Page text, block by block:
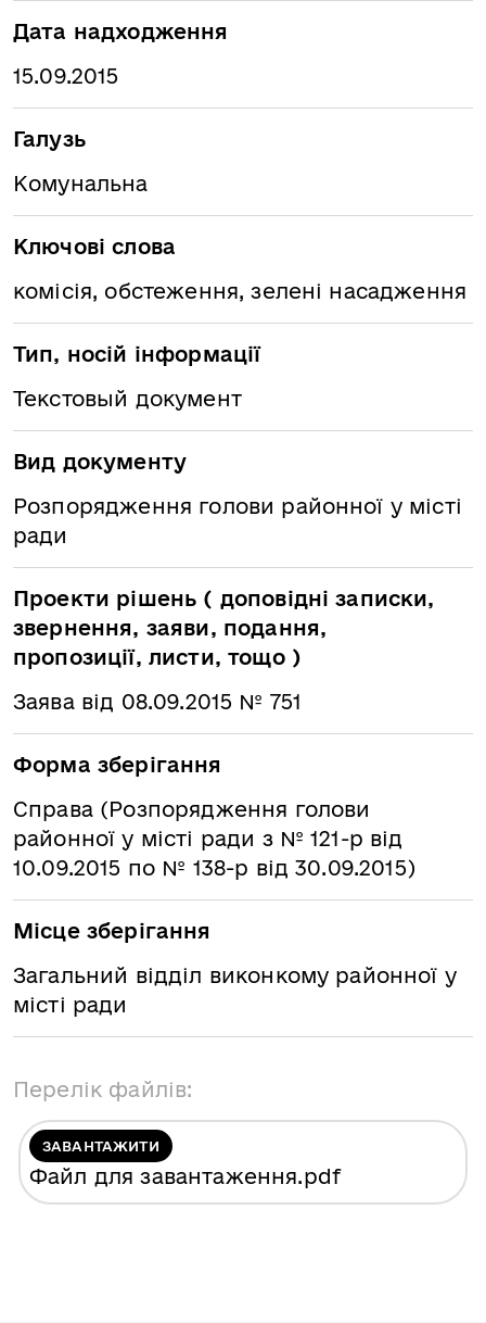
Дата надходження
15.09.2015
Галузь
Комунальна
Ключові слова
комісія, обстеження, зелені насадження
Тип, носій інформації
Текстовый документ
Вид документу
Розпорядження голови районної у місті
ради
Проекти рішень ( доповідні записки,
звернення, заяви, подання,
пропозиції, листи, тощо )
Заява від 08.09.2015 № 751
Форма зберігання
Справа (Розпорядження голови
районної у місті ради з № 121-р від
10.09.2015 по № 138-р від 30.09.2015)
Місце зберігання
Загальний відділ виконкому районної у
місті ради
Перелік файлів:
ЗАВАНТАЖИТИ
Файл для завантаження.pdf